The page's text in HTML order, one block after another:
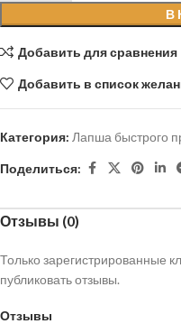
В
Добавить для сравнения
Добавить в список
Категория: Лапша быстрого
Поделиться:
Отзывы (0)
Отзывы
Только зарегистрированные
публиковать отзывы.